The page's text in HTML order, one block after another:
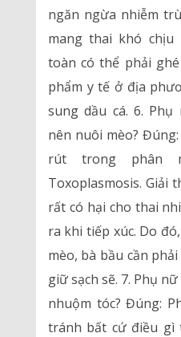
ngăn ngừa nhiễm
mang thai khó chịu
toàn có thể phải
phẩm y tế ở địa
sung dầu cá. 6.
nên nuôi mèo?
rút trong phân
Toxoplasmosis. Giải
rất có hại cho thai
ra khi tiếp xúc. Do
mèo, bà bầu cần
giữ sạch sẽ. 7. Phụ
nhuộm tóc? Đúng:
tránh bất cứ điều gì